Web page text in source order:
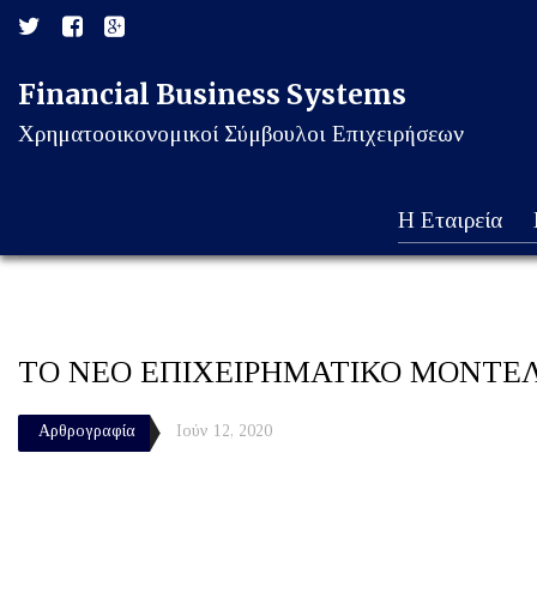
Financial Business Systems
Χρηματοοικονομικοί Σύμβουλοι Επιχειρήσεων
Η Εταιρεία
ΤΟ ΝΕΟ ΕΠΙΧΕΙΡΗΜΑΤΙΚΟ
Αρθρογραφία Ιούν 12, 2020